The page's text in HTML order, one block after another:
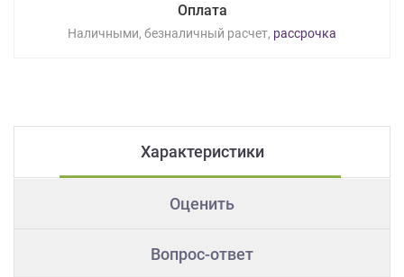
Оплата
Наличными, безналичный расчет, рассрочка
Характеристики
Оценить
Вопрос-ответ